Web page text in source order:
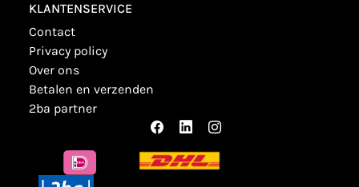
KLANTENSERVICE
contact
privacy policy
over ons
betalen en verzenden
2ba partner